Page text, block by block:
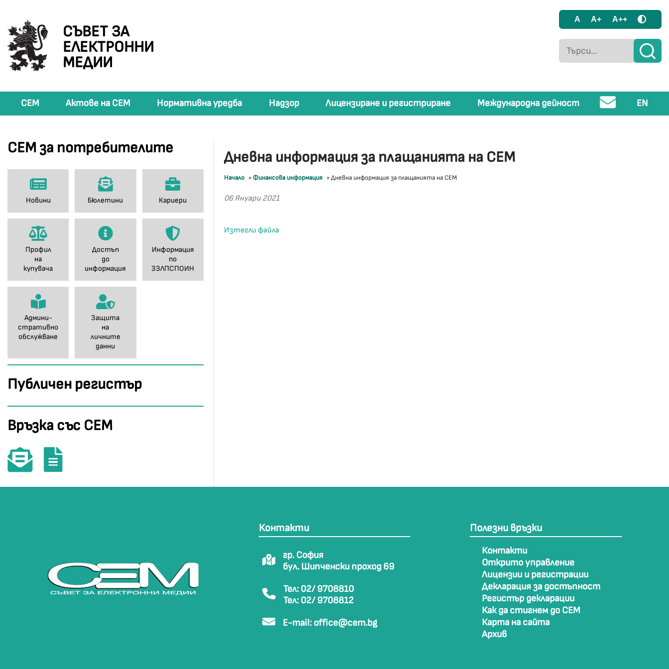
СЪВЕТ ЗА
ЕЛЕКТРОННИ
МЕДИИ
A A+ A++
СЕМ Актове на СЕМ Нормативна уредба Надзор Лицензиране и регистриране Международна дейност EN
СЕМ за потребителите
Новини Бюлетини Кариери
Профил
на
купувача
Достъп
до
информация
Информация
по
ЗЗЛПСПОИН
Админи-
стративно
обслужване
Защита
на
личните
данни
Публичен регистър
Връзка със СЕМ
Дневна информация за плащанията на СЕМ
Начало » Финансова информация »Дневна информация за плащанията на СЕМ
06 Януари 2021
Изтегли файла
Контакти
гр. София
бул. Шипченски проход 69
Тел: 02/ 9708810
Тел: 02/ 9708812
E-mail: office@cem.bg
Полезни връзки
Контакти
Открито управление
Лицензии и регистрации
Декларация за достъпност
Регистър декларации
Как да стигнем до СЕМ
Карта на сайта
Архив